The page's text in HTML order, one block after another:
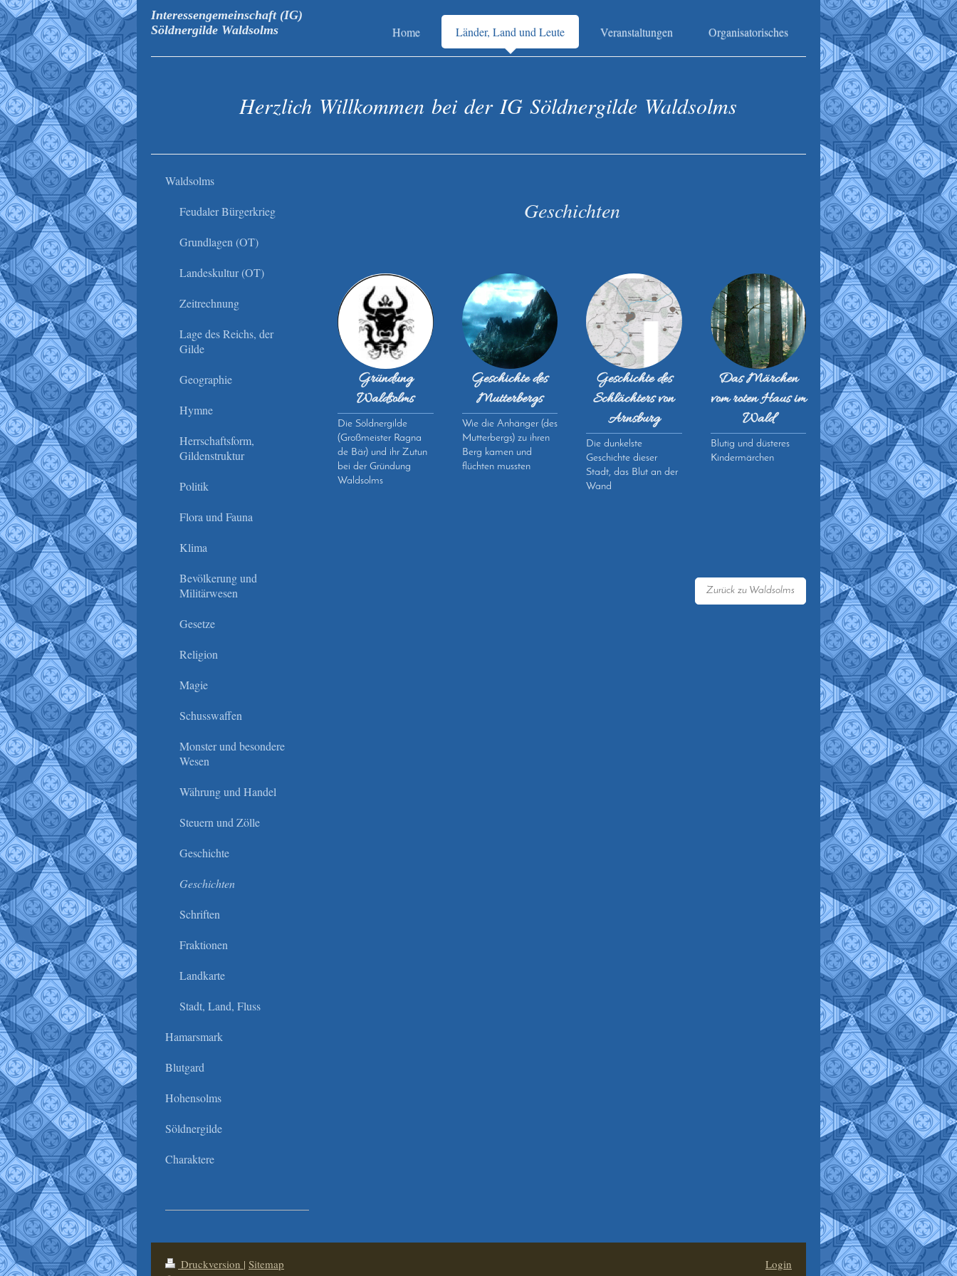
Interessengemeinschaft (IG)
Söldnergilde Waldsolms
Home Länder, Land und Leute Veranstaltungen Organisatorisches
Herzlich Willkommen bei der IG Söldnergilde Waldsolms
Geschichten
Gründung
Waldsolms
Die Söldnergilde
(Großmeister Ragna
de Bär) und ihr Zutun
bei der Gründung
Waldsolms
Geschichte des
Mutterbergs
Wie die Anhänger (des
Mutterbergs) zu ihren
Berg kamen und
flüchten mussten
Geschichte des
Schlächters von
Arnsburg
Die dunkelste
Geschichte dieser
Stadt, das Blut an der
Wand
Das Märchen
vom roten Haus im
Wald
Blutig und düsteres
Kindermärchen
Zurück zu Waldsolms
Waldsolms
Feudaler Bürgerkrieg
Grundlagen (OT)
Landeskultur (OT)
Zeitrechnung
Lage des Reichs, der
Gilde
Geographie
Hymne
Herrschaftsform,
Gildenstruktur
Politik
Flora und Fauna
Klima
Bevölkerung und
Militärwesen
Gesetze
Religion
Magie
Schusswaffen
Monster und besondere
Wesen
Währung und Handel
Steuern und Zölle
Geschichte
Geschichten
Schriften
Fraktionen
Landkarte
Stadt, Land, Fluss
Hamarsmark
Blutgard
Hohensolms
Söldnergilde
Charaktere
Druckversion | Sitemap
Login